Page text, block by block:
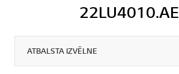
ATBALSTA IZVĒLNE